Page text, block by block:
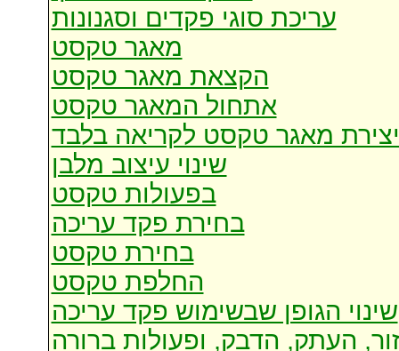
עריכת סוגי פקדים וסגנונות
מאגר טקסט
הקצאת מאגר טקסט
אתחול המאגר טקסט
יצירת מאגר טקסט לקריאה בלבד
שינוי עיצוב מלבן
בפעולות טקסט
בחירת פקד עריכה
בחירת טקסט
החלפת טקסט
שינוי הגופן שבשימוש פקד עריכה
העתק, הדבק, ופעולות ברורה